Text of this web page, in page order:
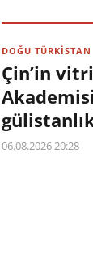
DOĞU TÜRKİSTAN
Çin’in
06.08.2026 20:28